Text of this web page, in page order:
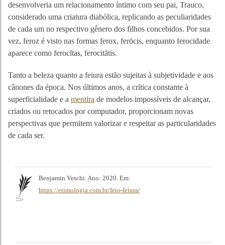
desenvolveria um relacionamento íntimo com seu pai, Trauco,
considerado uma criatura diabólica, replicando as peculiaridades
de cada um no respectivo gênero dos filhos concebidos. Por sua
vez, feroz é visto nas formas ferox, ferōcis, enquanto ferocidade
aparece como ferocĭtas, ferocitātis.
Tanto a beleza quanto a feiura estão sujeitas à subjetividade e aos
cânones da época. Nos últimos anos, a crítica constante à
superficialidade e a mentira de modelos impossíveis de alcançar,
criados ou retocados por computador, proporcionam novas
perspectivas que permitem valorizar e respeitar as particularidades
de cada ser.
Benjamin Veschi. Ano: 2020. Em:
https://etimologia.com.br/feio-feiura/